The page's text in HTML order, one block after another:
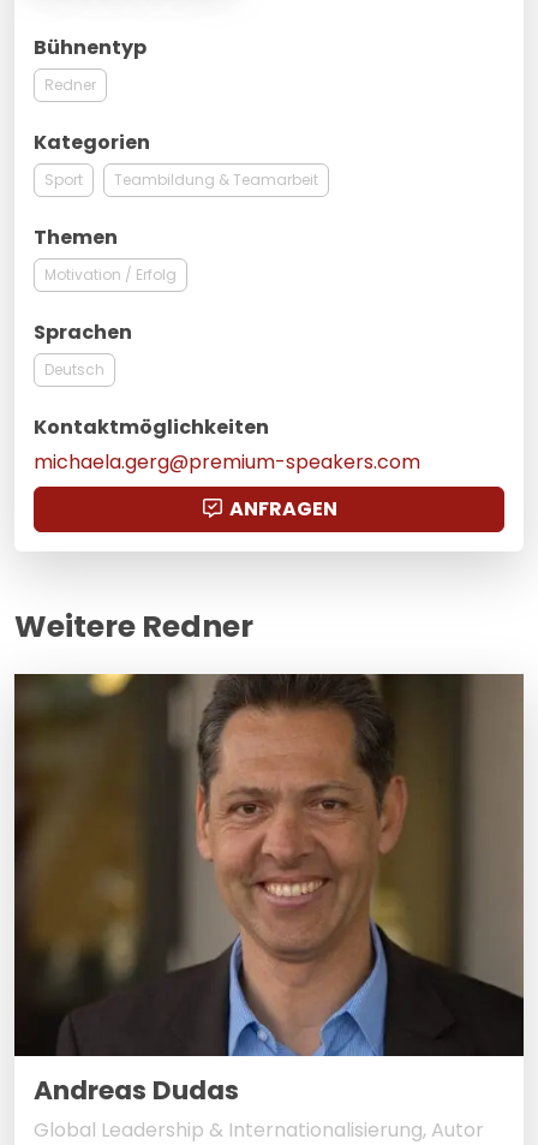
Bühnentyp
Redner
Kategorien
Sport Teambildung & Teamarbeit
Themen
Motivation / Erfolg
Sprachen
Deutsch
Kontaktmöglichkeiten
michaela.gerg@premium-speakers.com
ANFRAGEN
Weitere Redner
Andreas Dudas
Global Leadership & Internationalisierung, Autor